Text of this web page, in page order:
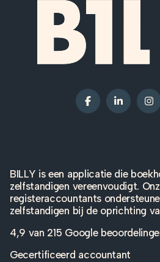
BILLY is een applicatie die
zelfstandigen vereenvoudigt.
registeraccountants
zelfstandigen bij de oprichting
4,9 van 215 Google
Gecertificeerd accountant